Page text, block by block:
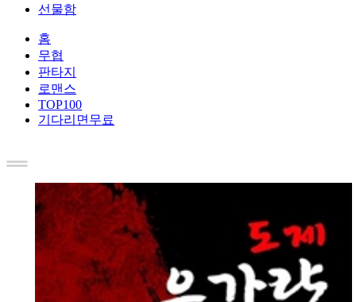
선물함
홈
무협
판타지
로맨스
TOP100
기다리면무료